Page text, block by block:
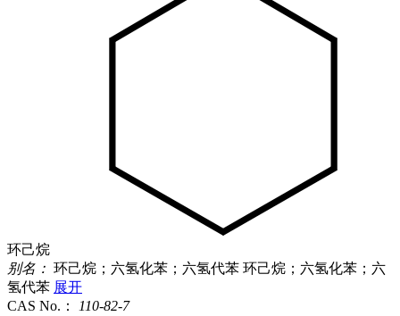
环己烷
别名： 环己烷；六氢化苯；六氢代苯 环己烷；六氢化苯；六
氢代苯 展开
CAS No.：
110-82-7